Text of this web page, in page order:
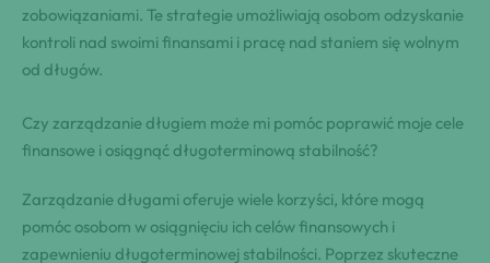
zobowiązaniami. Te strategie umożliwiają osobom odzyskanie
kontroli nad swoimi finansami i pracę nad staniem się wolnym
od długów.
Czy zarządzanie długiem może mi pomóc poprawić moje cele
finansowe i osiągnąć długoterminową stabilność?
Zarządzanie długami oferuje wiele korzyści, które mogą
pomóc osobom w osiągnięciu ich celów finansowych i
zapewnieniu długoterminowej stabilności. Poprzez skuteczne